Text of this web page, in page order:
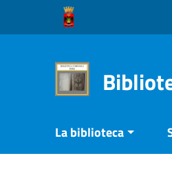
Vai ai contenuti
Vai al menu di navigazione
La biblioteca